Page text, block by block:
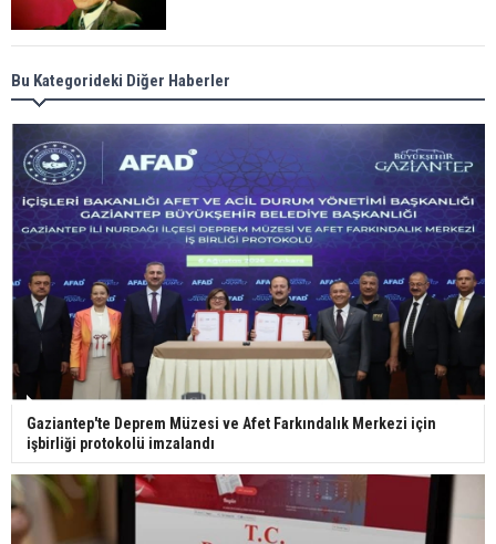
Meral Akşener ile Müsavat Dervişoğlu cenazede
görüntülendi
29 Mayıs okullar tatil mi?
Bilim kurgu gerçekleşiyor... Dondurulmuş
insanları hayata döndürecek keşif
Ünlü türkücü Mahmut Tuncer estetik operasyon
geçirdi: Son hali gündem oldu
Yerli turist 229,7 milyar lira seyahat harcaması
Bu Kategorideki Diğer Haberler
Gaziantep'te Deprem Müzesi ve Afet Farkındalık Merkezi için
işbirliği protokolü imzalandı